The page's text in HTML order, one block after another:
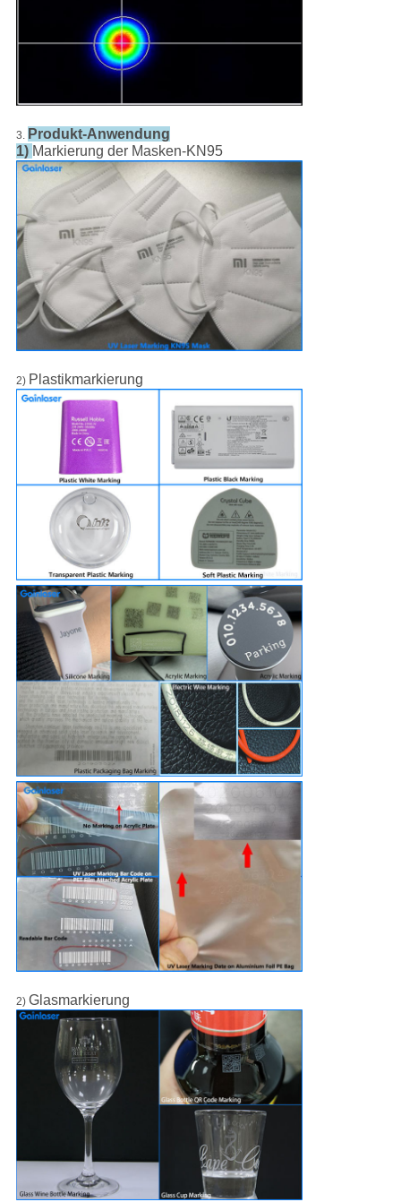
3. Produkt-Anwendung
1) Markierung der Masken-KN95
2) Plastikmarkierung
2) Glasmarkierung